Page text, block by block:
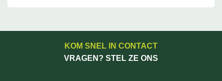
KOM SNEL IN CONTACT
VRAGEN? STEL ZE ONS